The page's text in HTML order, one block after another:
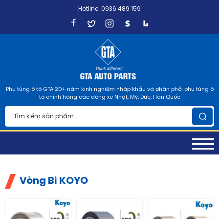
Hotline: 0936 489 159
Phụ tùng ô tô GTA 20+ năm kinh nghiệm nhập khẩu và phân phối phụ tùng ô
tô chính hãng các dòng xe Nhật, Mỹ, Đức, Hàn Quốc
Vòng Bi KOYO